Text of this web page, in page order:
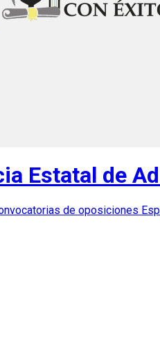
Estatal de
de oposiciones